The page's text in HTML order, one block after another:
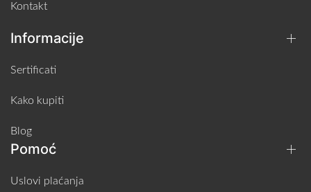
Kontakt
Informacije
Sertificati
Kako kupiti
Blog
Pomoć
Uslovi plaćanja